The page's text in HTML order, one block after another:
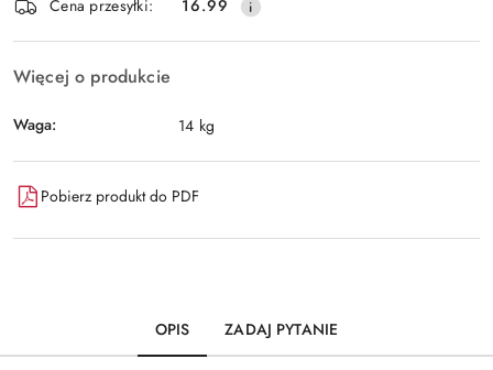
Wyślij
dostawa
Cena przesyłki:
16.99
Więcej o produkcie
Waga: 14 kg
Pobierz produkt do PDF
OPIS ZADAJ PYTANIE